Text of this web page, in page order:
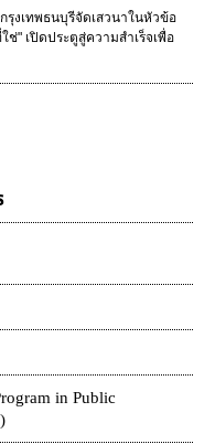
งเทพธนบุรีจัดเสวนาในหัวข้อ
" เปิดประตูสู่ความสำเร็จเพื่อ
in Public